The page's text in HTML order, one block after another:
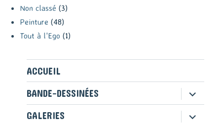
Non classé (3)
Peinture (48)
Tout à l'Ego (1)
ACCUEIL
BANDE-DESSINÉES
ouvrir
le
sous-
menu
GALERIES ouvrir